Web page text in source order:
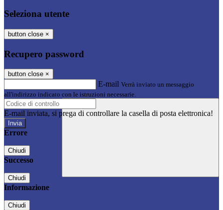
Seleziona utente
button close ×
Recupero password
button close ×
E-mail Verrà inviato un messaggio
all'indirizzo indicato con le istruzioni necessarie.
E-mail inviata, si prega di controllare la casella di posta elettronica!
Errore
Chiudi
Successo
Chiudi
Informazione
Chiudi